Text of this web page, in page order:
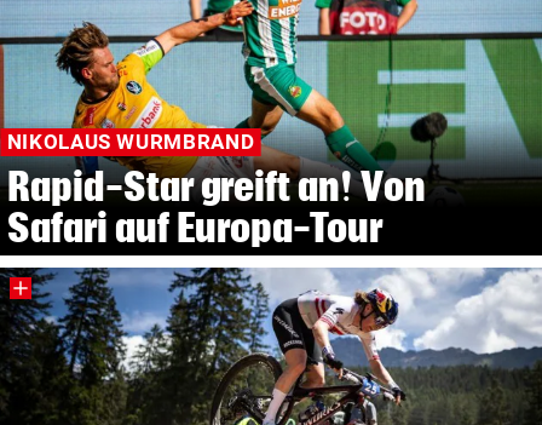
NIKOLAUS WURMBRAND
Rapid-Star greift an! Von
Safari auf Europa-Tour